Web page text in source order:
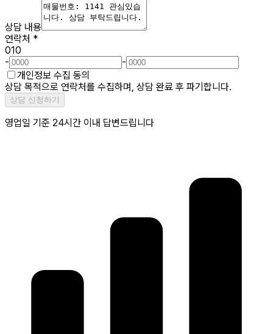
상담 내용
연락처 *
010
-
-
개인정보 수집 동의
상담 목적으로 연락처를 수집하며, 상담 완료 후 파기합니다.
상담 신청하기
영업일 기준 24시간 이내 답변드립니다